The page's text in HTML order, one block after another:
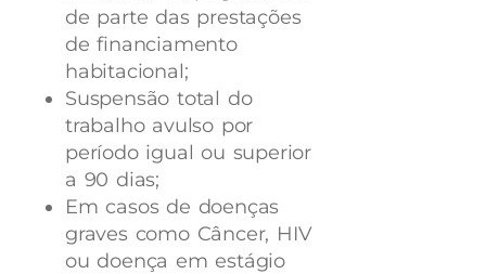
de parte das prestações
de financiamento
habitacional;
Suspensão total do
trabalho avulso por
período igual ou superior
a 90 dias;
Em casos de doenças
graves como Câncer, HIV
ou doença em estágio